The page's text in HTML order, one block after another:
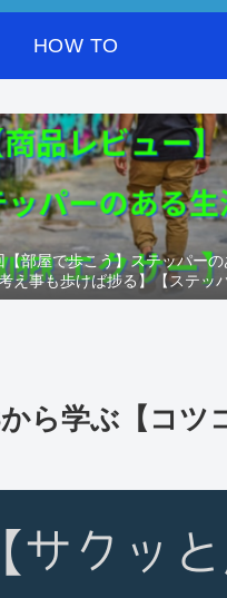
HOW TO
【部屋で歩こう】ステッパーの
え事も歩けば捗る】【ステッパ
Xiser エクサー】
ら学ぶ【コツ